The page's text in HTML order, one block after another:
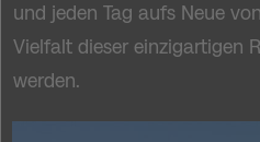
und jeden Tag aufs Neue
Vielfalt dieser einzigartigen
werden.